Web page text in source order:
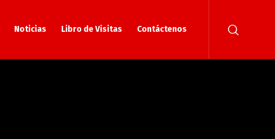
Noticias Libro de Visitas Contáctenos